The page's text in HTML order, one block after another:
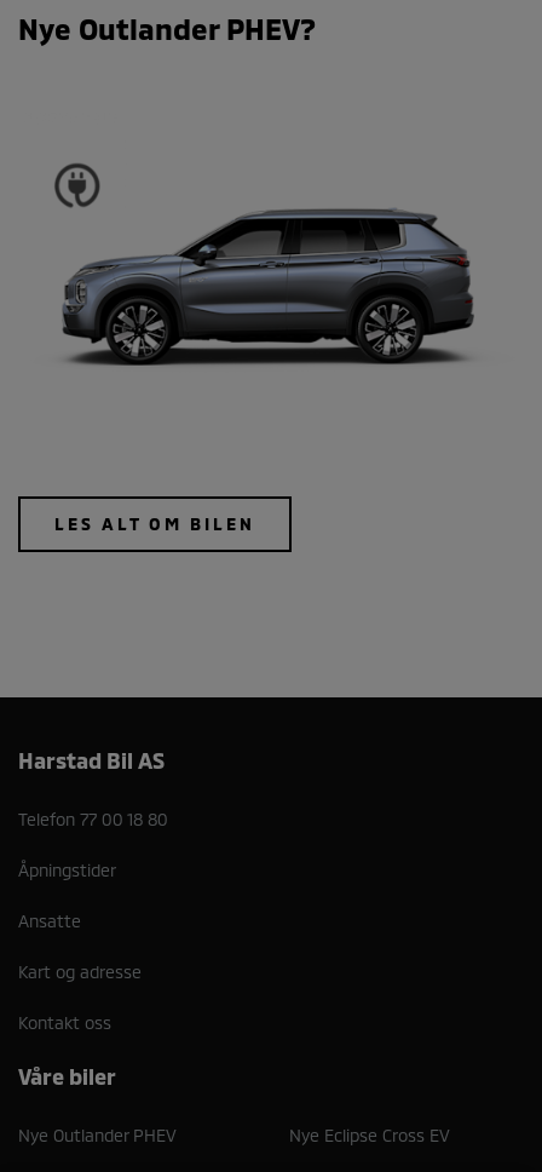
Nye Outlander PHEV?
LES ALT OM BILEN
Harstad Bil AS
Telefon 77 00 18 80
Åpningstider
Ansatte
Kart og adresse
Kontakt oss
Våre biler
Nye Outlander PHEV Nye Eclipse Cross EV